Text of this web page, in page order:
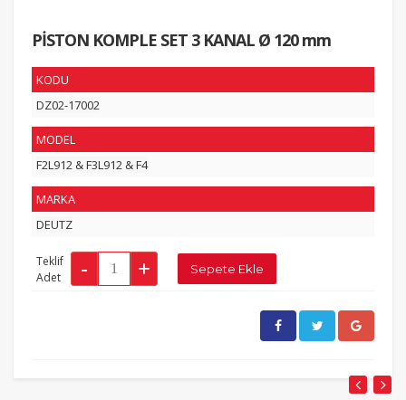
PİSTON KOMPLE SET 3 KANAL Ø 120 mm
KODU
DZ02-17002
MODEL
F2L912 & F3L912 & F4
MARKA
DEUTZ
Teklif
Adet